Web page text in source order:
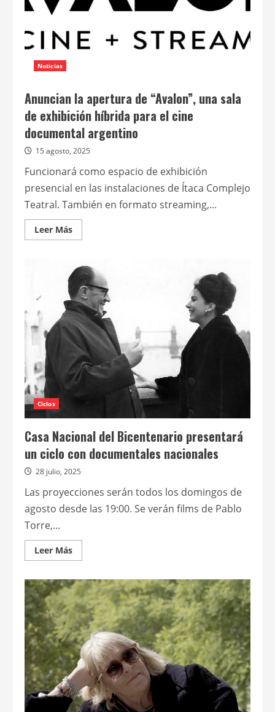
Noticias
Anuncian la apertura de “Avalon”, una sala
de exhibición híbrida para el cine
documental argentino
15 agosto, 2025
Funcionará como espacio de exhibición
presencial en las instalaciones de Ítaca Complejo
Teatral. También en formato streaming,...
Leer MásLeer
más
Anuncian
la
apertura
de
“Avalon”,
una
sala
de
exhibición
híbrida
para
el
cine
documental
argentino
Ciclos
Casa Nacional del Bicentenario presentará
un ciclo con documentales nacionales
28 julio, 2025
Las proyecciones serán todos los domingos de
agosto desde las 19:00. Se verán films de Pablo
Torre,...
Leer MásLeer
más
Casa
Nacional
del
Bicentenario
presentará
un
ciclo
con
documentales
nacionales